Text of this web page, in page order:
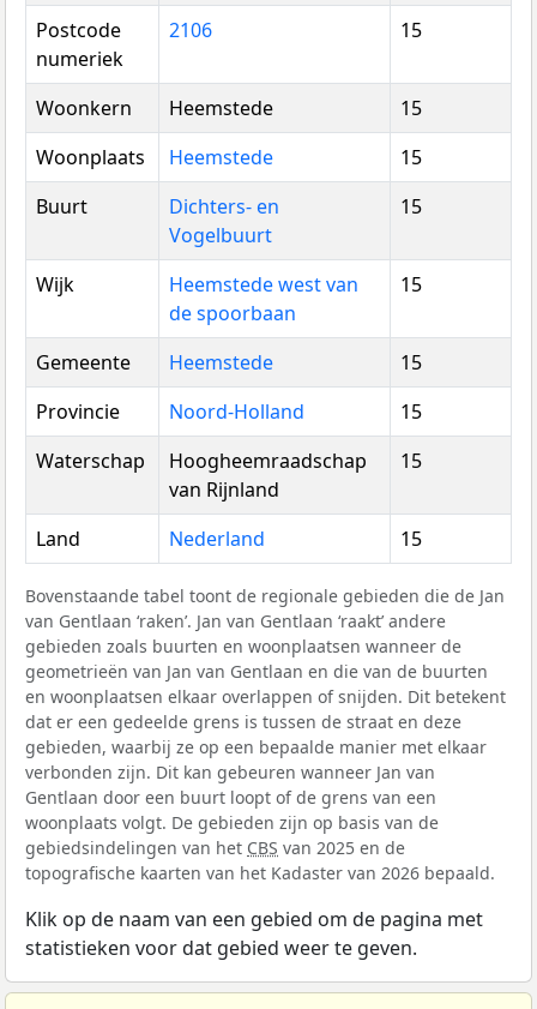
Postcode
numeriek
2106 15
Woonkern Heemstede
15
Woonplaats
Heemstede
15
Buurt
Dichters- en
Vogelbuurt
15
Wijk
Heemstede west van
de spoorbaan
15
Gemeente Heemstede
15
Provincie
Noord-Holland
15
Waterschap
Hoogheemraadschap
van Rijnland
15
Land Nederland 15
Bovenstaande tabel toont de regionale gebieden die de Jan
van Gentlaan ‘raken’. Jan van Gentlaan ‘raakt’ andere
gebieden zoals buurten en woonplaatsen wanneer de
geometrieën van Jan van Gentlaan en die van de buurten
en woonplaatsen elkaar overlappen of snijden. Dit betekent
dat er een gedeelde grens is tussen de straat en deze
gebieden, waarbij ze op een bepaalde manier met elkaar
verbonden zijn. Dit kan gebeuren wanneer Jan van
Gentlaan door een buurt loopt of de grens van een
woonplaats volgt. De gebieden zijn op basis van de
gebiedsindelingen van het CBS van 2025 en de
topografische kaarten van het Kadaster van 2026 bepaald.
Klik op de naam van een gebied om de pagina met
statistieken voor dat gebied weer te geven.